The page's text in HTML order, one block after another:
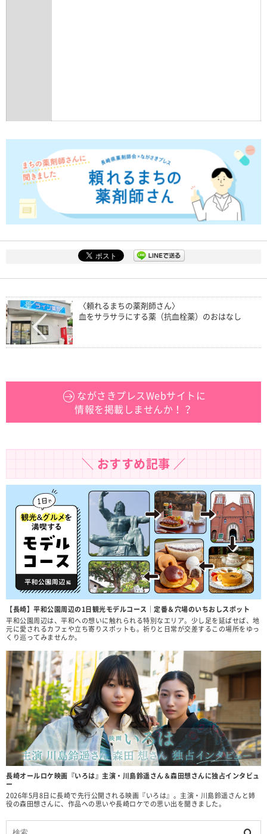
〈頼れるまちの薬剤師さん〉
血をサラサラにする薬（抗血栓薬）のおはなし
ながさきプレスWebサイトに
情報を掲載しませんか！？
＼ おすすめ記事 ／
【長崎】平和公園周辺の1日観光モデルコース｜定番＆穴場のいちおしスポット
平和公園周辺は、平和への想いに触れられる特別なエリア。少し足を延ばせば、地
元に愛されるカフェや立ち寄りスポットも。祈りと日常が交差するこの場所をゆっ
くり巡ってみませんか。
長崎オールロケ映画『いろは』主演・川島鈴遥さん＆森田想さんに独占インタビュ
ー
2026年5月8日に長崎で先行公開される映画『いろは』。主演・川島鈴遥さんと姉
役の森田想さんに、作品への思いや長崎ロケでの思い出を聞きました。